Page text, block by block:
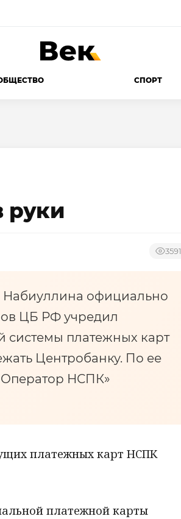
СПОРТ
руки
3591
Набиуллина официально
ЦБ РФ учредил
платежных карт
Центробанку. По ее
НСПК»
платежных карт НСПК
платежной карты